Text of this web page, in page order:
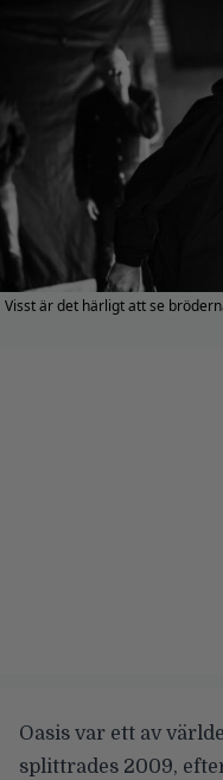
Visst är det härligt att se
Oasis var ett av
splittrades 2009,